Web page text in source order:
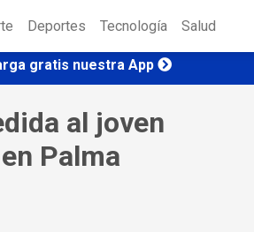
Deportes Tecnología Salud
gratis nuestra App
al joven
Palma